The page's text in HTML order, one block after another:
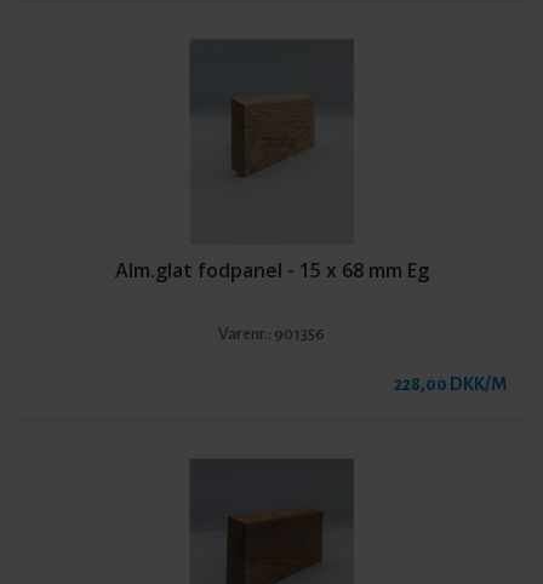
Alm.glat fodpanel - 15 x 68 mm Eg
Varenr.: 901356
228,00 DKK/M